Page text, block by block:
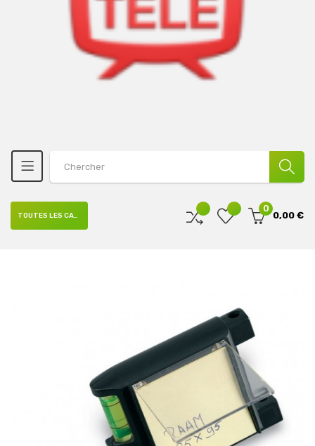
0
0,00 €
TOUTES LES CATÉGORIES